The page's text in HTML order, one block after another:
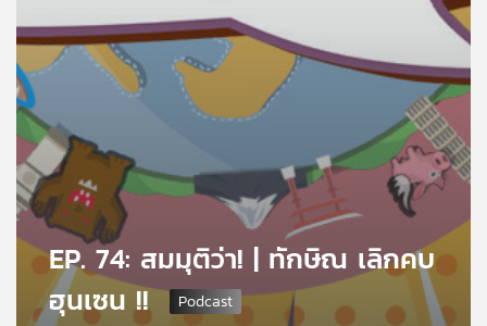
เกี่ยว
กับ
เรา
เครือ
ข่าย EP. 74: สมมุติว่า! | ทักษิณ เลิกคบ
ฮุนเซน !!